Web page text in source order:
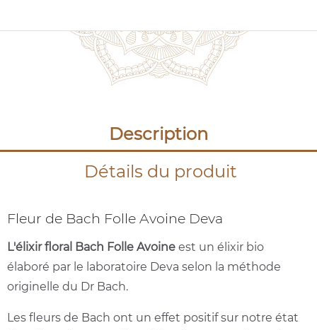
Description
Détails du produit
Fleur de Bach Folle Avoine Deva
L'élixir floral Bach Folle Avoine est un élixir bio
élaboré par le laboratoire Deva selon la méthode
originelle du Dr Bach.
Les fleurs de Bach ont un effet positif sur notre état